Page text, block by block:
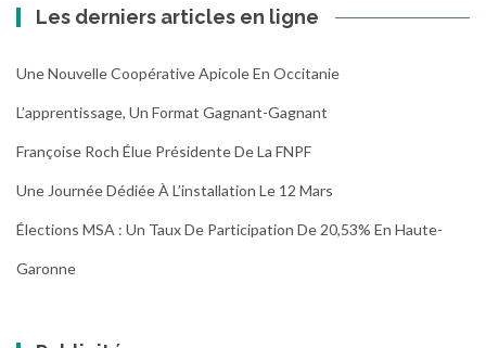
Les derniers articles en ligne
Une Nouvelle Coopérative Apicole En Occitanie
L’apprentissage, Un Format Gagnant-Gagnant
Françoise Roch Élue Présidente De La FNPF
Une Journée Dédiée À L’installation Le 12 Mars
Élections MSA : Un Taux De Participation De 20,53% En Haute-
Garonne